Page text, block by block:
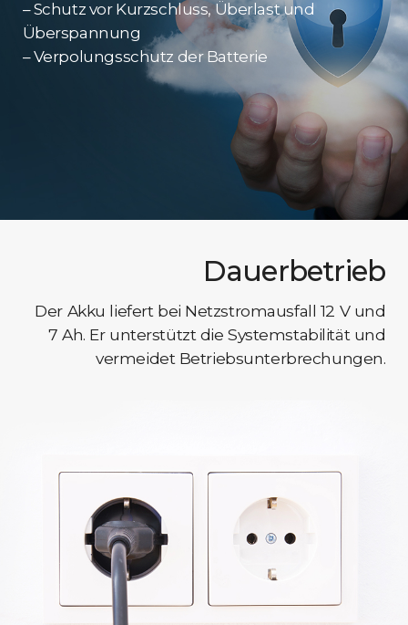
– Schutz vor Kurzschluss, Überlast und
Überspannung
– Verpolungsschutz der Batterie
Dauerbetrieb
Der Akku liefert bei Netzstromausfall 12 V und
7 Ah. Er unterstützt die Systemstabilität und
vermeidet Betriebsunterbrechungen.